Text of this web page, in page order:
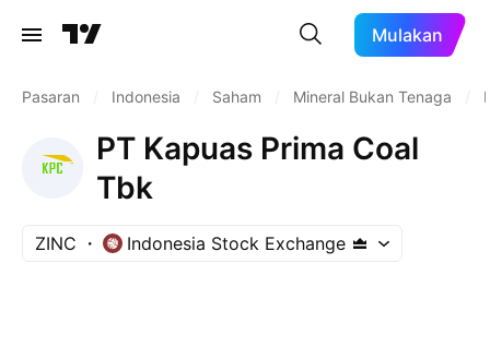
Mulakan
Pasaran Indonesia Saham Mineral Bukan Tenaga
PT Kapuas Prima Coal
Tbk
ZINC Indonesia Stock Exchange